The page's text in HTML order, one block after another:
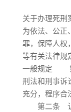
关于办理死
为依法、公正
罪，保障人权
等有关法律规
一般规定 第
刑法和刑事诉
充分，程序合
第二条 认